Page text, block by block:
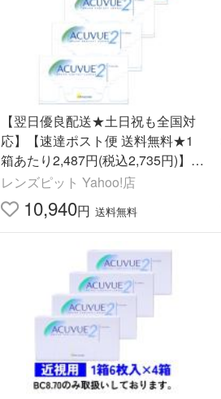
【翌日優良配送★土日祝も全国対
応】【速達ポスト便 送料無料★1
箱あたり2,487円(税込2,735円)】2
ウィークアキュビュー 4箱セット
レンズピット Yahoo!店
10,940円 送料無料